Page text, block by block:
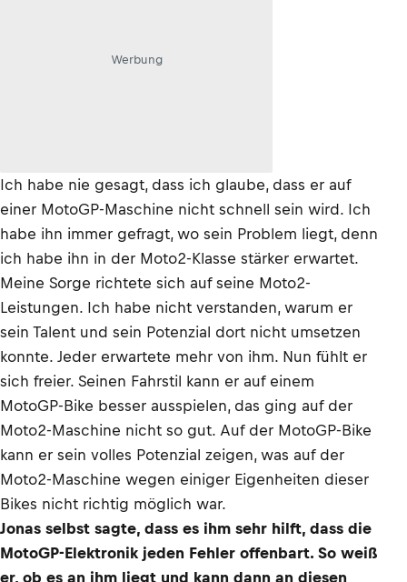
Werbung
Ich habe nie gesagt, dass ich glaube, dass er auf
einer MotoGP-Maschine nicht schnell sein wird. Ich
habe ihn immer gefragt, wo sein Problem liegt, denn
ich habe ihn in der Moto2-Klasse stärker erwartet.
Meine Sorge richtete sich auf seine Moto2-
Leistungen. Ich habe nicht verstanden, warum er
sein Talent und sein Potenzial dort nicht umsetzen
konnte. Jeder erwartete mehr von ihm. Nun fühlt er
sich freier. Seinen Fahrstil kann er auf einem
MotoGP-Bike besser ausspielen, das ging auf der
Moto2-Maschine nicht so gut. Auf der MotoGP-Bike
kann er sein volles Potenzial zeigen, was auf der
Moto2-Maschine wegen einiger Eigenheiten dieser
Bikes nicht richtig möglich war.
Jonas selbst sagte, dass es ihm sehr hilft, dass die
MotoGP-Elektronik jeden Fehler offenbart. So weiß
er, ob es an ihm liegt und kann dann an diesen